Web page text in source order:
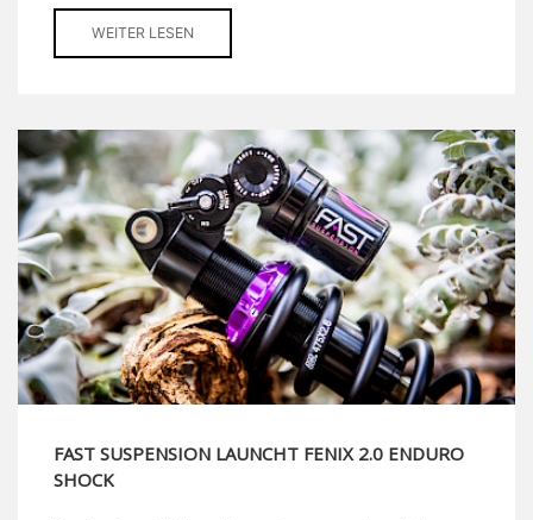
WEITER LESEN
FAST SUSPENSION LAUNCHT FENIX 2.0 ENDURO
SHOCK